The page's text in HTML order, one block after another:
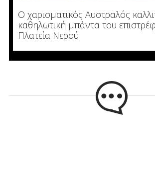
Ο χαρισματικός Αυστραλός
καθηλωτική μπάντα του
Πλατεία Νερού